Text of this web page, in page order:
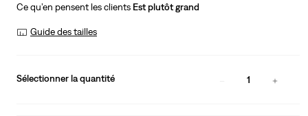
Ce qu’en pensent les clients Est plutôt grand
Guide des tailles
Sélectionner la quantité 1